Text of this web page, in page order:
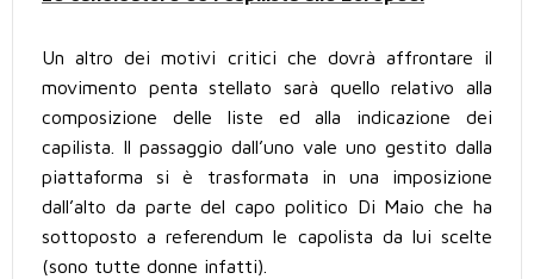
Un altro dei motivi critici che dovrà affrontare il
movimento penta stellato sarà quello relativo alla
composizione delle liste ed alla indicazione dei
capilista. Il passaggio dall’uno vale uno gestito dalla
piattaforma si è trasformata in una imposizione
dall’alto da parte del capo politico Di Maio che ha
sottoposto a referendum le capolista da lui scelte
(sono tutte donne infatti).